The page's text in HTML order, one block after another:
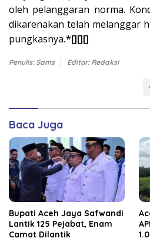
oleh pelanggaran norma.
dikarenakan telah melanggar
pungkasnya.*[][][]
Penulis: Sams Editor: Redaksi
Baca Juga
Bupati Aceh Jaya Safwandi
Lantik 125 Pejabat, Enam
Camat Dilantik